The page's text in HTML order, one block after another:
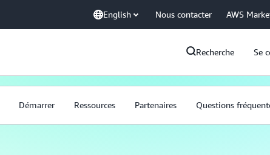
English Nous contacter AWS
Recherche Se
Démarrer Ressources Partenaires Questions